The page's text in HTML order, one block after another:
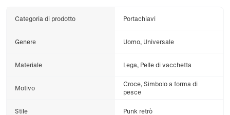
Categoria di prodotto Portachiavi
Genere Uomo, Universale
Materiale Lega, Pelle di vacchetta
Motivo
Croce, Simbolo a forma di
pesce
Stile Punk retrò